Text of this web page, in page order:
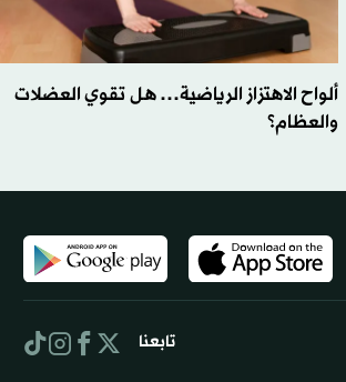
ألواح الاهتزاز الرياضية… هل تقوي العضلات
والعظام؟
تابعنا